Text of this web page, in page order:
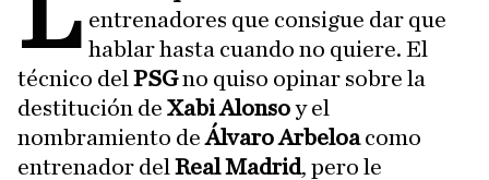
entrenadores que consigue dar que
hablar hasta cuando no quiere. El
técnico del PSGno quiso opinar sobre la
destitución de Xabi Alonsoy el
nombramiento deÁlvaro Arbeloacomo
entrenador del Real Madrid, pero le